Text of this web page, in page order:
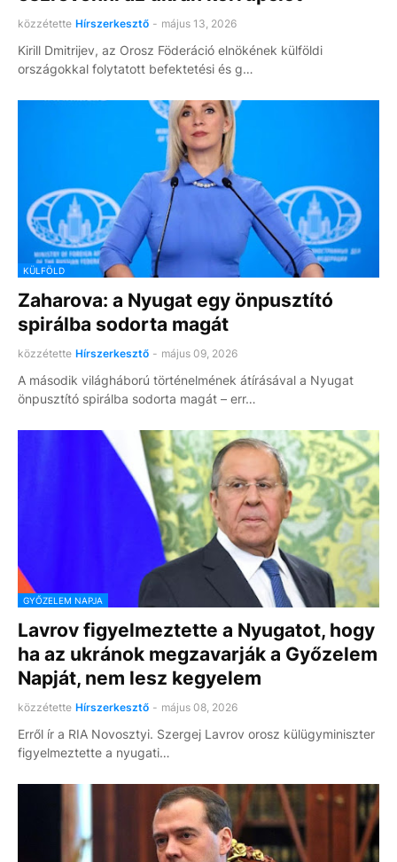
közzétette Hírszerkesztő - május 13, 2026
Kirill Dmitrijev, az Orosz Föderáció elnökének külföldi
országokkal folytatott befektetési és g…
KÜLFÖLD
Zaharova: a Nyugat egy önpusztító
spirálba sodorta magát
közzétette Hírszerkesztő - május 09, 2026
A második világháború történelmének átírásával a Nyugat
önpusztító spirálba sodorta magát – err…
GYŐZELEM NAPJA
Lavrov figyelmeztette a Nyugatot, hogy
ha az ukránok megzavarják a Győzelem
Napját, nem lesz kegyelem
közzétette Hírszerkesztő - május 08, 2026
Erről ír a RIA Novosztyi. Szergej Lavrov orosz külügyminiszter
figyelmeztette a nyugati…